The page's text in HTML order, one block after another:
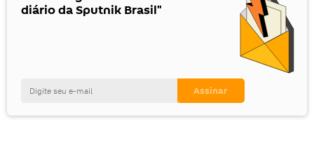
diário da Sputnik Brasil"